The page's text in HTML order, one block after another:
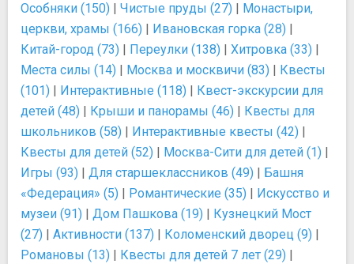
Особняки (150) | Чистые пруды (27) | Монастыри,
церкви, храмы (166) | Ивановская горка (28) |
Китай-город (73) | Переулки (138) | Хитровка (33) |
Места силы (14) | Москва и москвичи (83) | Квесты
(101) | Интерактивные (118) | Квест-экскурсии для
детей (48) | Крыши и панорамы (46) | Квесты для
школьников (58) | Интерактивные квесты (42) |
Квесты для детей (52) | Москва-Сити для детей (1) |
Игры (93) | Для старшеклассников (49) | Башня
«Федерация» (5) | Романтические (35) | Искусство и
музеи (91) | Дом Пашкова (19) | Кузнецкий Мост
(27) | Активности (137) | Коломенский дворец (9) |
Романовы (13) | Квесты для детей 7 лет (29) |